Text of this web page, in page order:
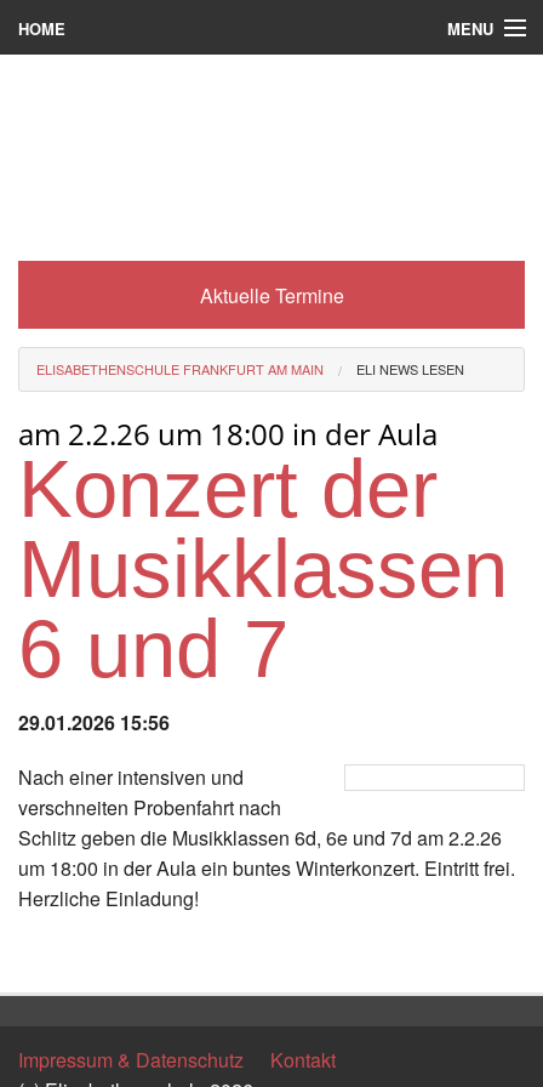
HOME MENU
Eli-Portal
Förderverein
Instagram
Aktuelle Termine
ELISABETHENSCHULE FRANKFURT AM MAIN ELI NEWS LESEN
am 2.2.26 um 18:00 in der Aula
Konzert der
Musikklassen
6 und 7
29.01.2026 15:56
Nach einer intensiven und
verschneiten Probenfahrt nach
Schlitz geben die Musikklassen 6d, 6e und 7d am 2.2.26
um 18:00 in der Aula ein buntes Winterkonzert. Eintritt frei.
Herzliche Einladung!
Impressum & Datenschutz
Kontakt